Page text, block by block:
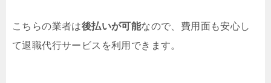
こちらの業者は後払いが可能なので、費用面も安心し
て退職代行サービスを利用できます。